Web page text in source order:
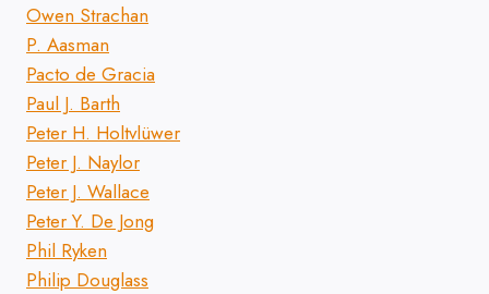
Owen Strachan
P. Aasman
Pacto de Gracia
Paul J. Barth
Peter H. Holtvlüwer
Peter J. Naylor
Peter J. Wallace
Peter Y. De Jong
Phil Ryken
Philip Douglass